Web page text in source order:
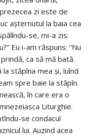
zi este de
aşternutul la baia cea
se, mi-a zis:
Eu i-am răspuns: “Nu
ca să mă bată.
stăpîna mea şi, luînd
spre baie la stăpîn.
în care era o
Liturghie.
se condacul
lui. Auzind acea